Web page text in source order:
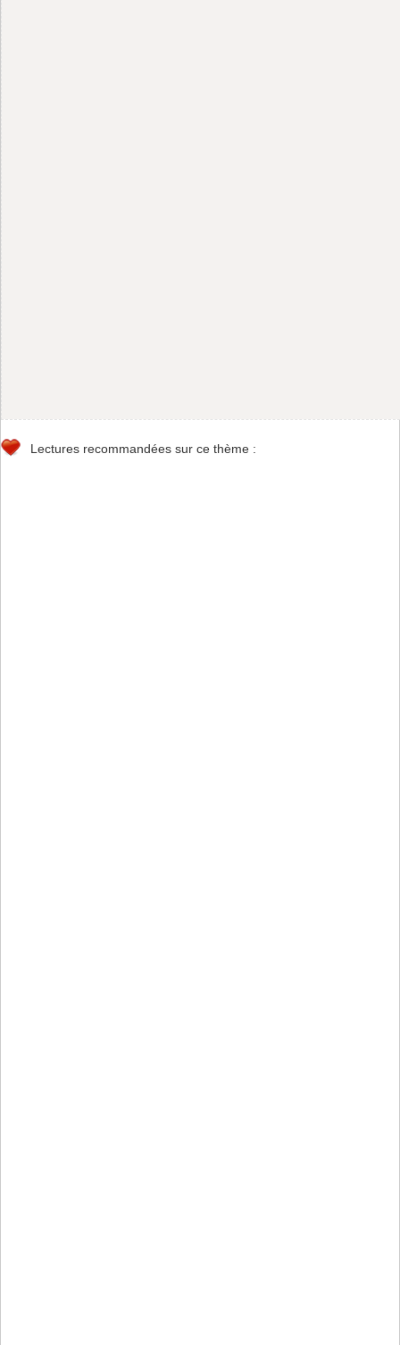
Lectures recommandées sur ce thème :